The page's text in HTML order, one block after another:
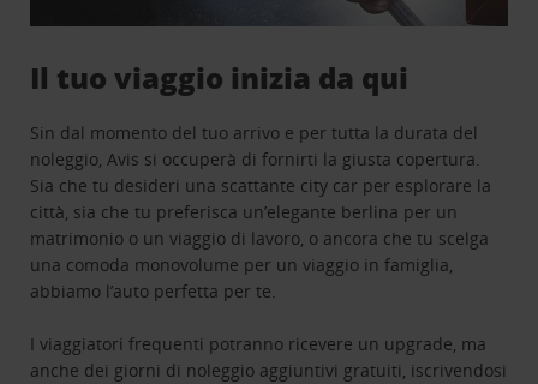
Il tuo viaggio inizia da qui
Sin dal momento del tuo arrivo e per tutta la durata del
noleggio, Avis si occuperà di fornirti la giusta copertura.
Sia che tu desideri una scattante city car per esplorare la
città, sia che tu preferisca un’elegante berlina per un
matrimonio o un viaggio di lavoro, o ancora che tu scelga
una comoda monovolume per un viaggio in famiglia,
abbiamo l’auto perfetta per te.
I viaggiatori frequenti potranno ricevere un upgrade, ma
anche dei giorni di noleggio aggiuntivi gratuiti, iscrivendosi